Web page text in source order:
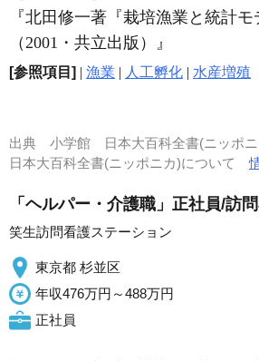
『北田修一著『栽培漁業と統計モ
（2001・共立出版）』
[参照項目] | 漁業 | 人工孵化 | 水産増殖
出典 小学館 日本大百科全書(ニッポ
日本大百科全書(ニッポニカ)について
「ヘルパー・介護職」正社員/訪
笑生訪問看護ステーション
東京都 杉並区
年収476万円～488万円
正社員